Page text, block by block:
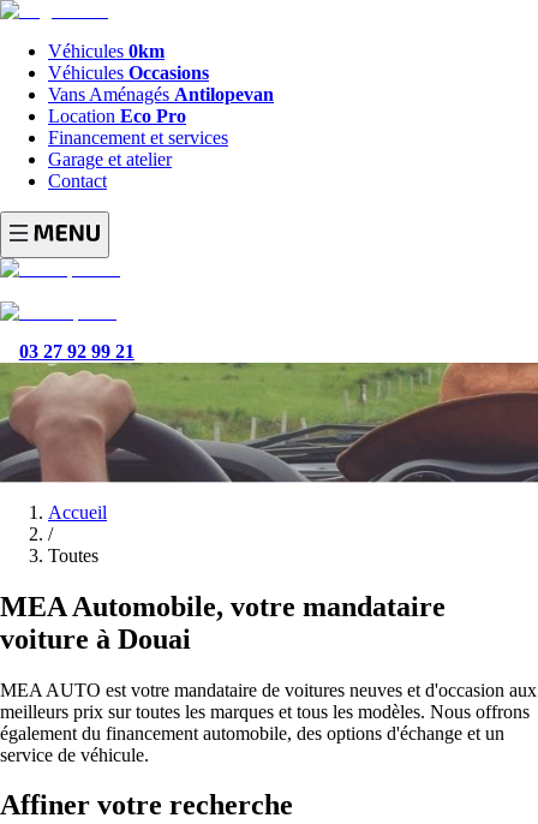
Véhicules 0km
Véhicules Occasions
Vans Aménagés Antilopevan
Location Eco Pro
Financement et services
Garage et atelier
Contact
03 27 92 99 21
Accueil
/
Toutes
MEA Automobile, votre mandataire
voiture à Douai
MEA AUTO est votre mandataire de voitures neuves et d'occasion aux
meilleurs prix sur toutes les marques et tous les modèles. Nous offrons
également du financement automobile, des options d'échange et un
service de véhicule.
Affiner votre recherche